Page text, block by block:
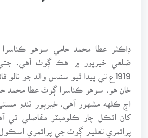
ڊاڪٽر عطا محمد حامي سوهو
ضلعي خيرپور ۾ هڪ ڳوٺ آهي. جتي
1919ع تي پيدا ٿيو سندس والد جو نالو
خان هو. سوهو ڪناسرا ڳوٺ عطا محمد
اڄ ڪلهه مشهور آهي. خيرپور ٽنڊو
کان اٽڪل چار ڪلوميٽر مفاصلي تي
پرائمري تعليم ڳوٺ جي پرائمري